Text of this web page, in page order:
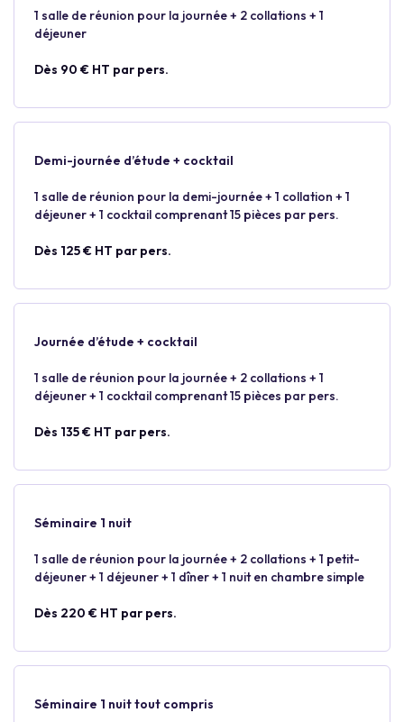
1 salle de réunion pour la journée + 2 collations + 1
déjeuner
Dès 90 € HT par pers.
Demi-journée d’étude + cocktail
1 salle de réunion pour la demi-journée + 1 collation + 1
déjeuner + 1 cocktail comprenant 15 pièces par pers.
Dès 125 € HT par pers.
Journée d’étude + cocktail
1 salle de réunion pour la journée + 2 collations + 1
déjeuner + 1 cocktail comprenant 15 pièces par pers.
Dès 135 € HT par pers.
Séminaire 1 nuit
1 salle de réunion pour la journée + 2 collations + 1 petit-
déjeuner + 1 déjeuner + 1 dîner + 1 nuit en chambre simple
Dès 220 € HT par pers.
Séminaire 1 nuit tout compris